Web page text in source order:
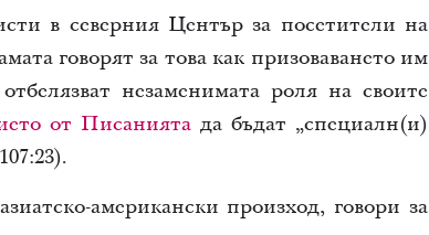
в северния Център за посетители на
говорят за това как призоваването им
незаменимата роля на своите
от Писаниятада бъдат „специалн(и)
американски произход, говори за